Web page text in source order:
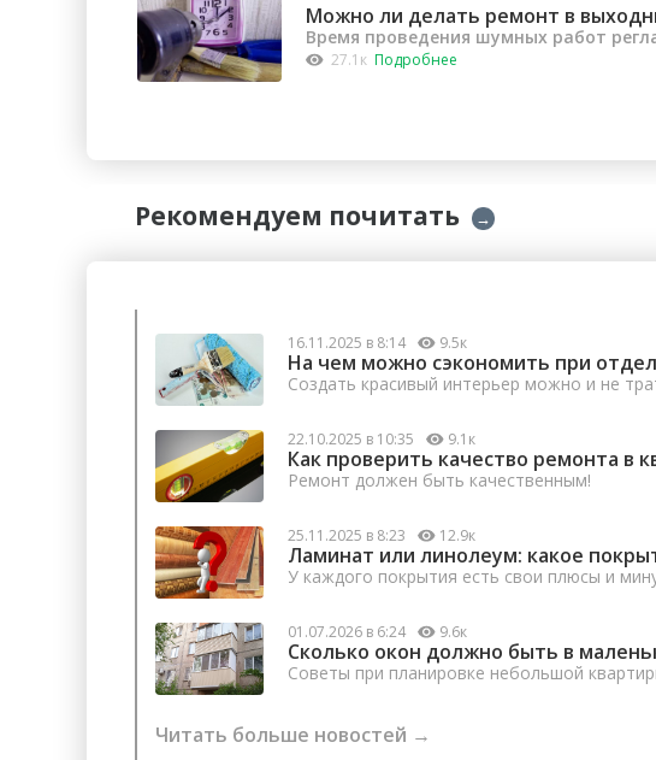
Можно ли делать ремонт в
Время проведения шумных работ
27.1к Подробнее
Рекомендуем почитать →
16.11.2025 в 8:14 9.5к
На чем можно сэкономить при
Создать красивый интерьер можно и не
22.10.2025 в 10:35 9.1к
Как проверить качество ремонта в
Ремонт должен быть качественным!
25.11.2025 в 8:23 12.9к
Ламинат или линолеум: какое
У каждого покрытия есть свои плюсы и
01.07.2026 в 6:24 9.6к
Сколько окон должно быть в
Советы при планировке небольшой
Читать больше новостей →